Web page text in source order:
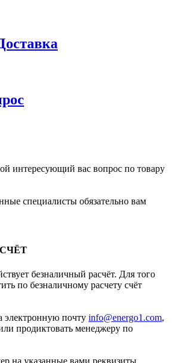
интересующий вас вопрос по товару
специалисты обязательно вам
безналичный расчёт. Для того
по безналичному расчету счёт
электронную почту info@energo1.com,
продиктовать менеджеру по